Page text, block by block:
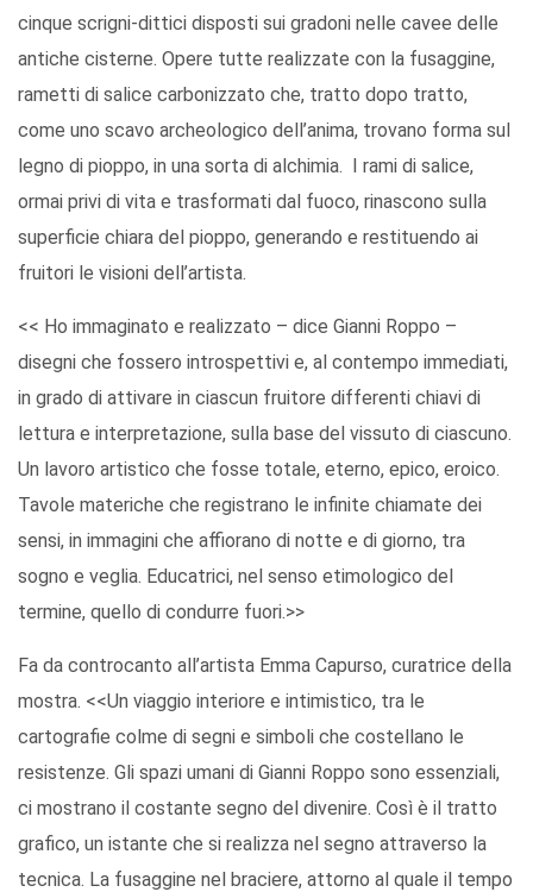
cinque scrigni-dittici disposti sui gradoni nelle cavee delle
antiche cisterne. Opere tutte realizzate con la fusaggine,
rametti di salice carbonizzato che, tratto dopo tratto,
come uno scavo archeologico dell’anima, trovano forma sul
legno di pioppo, in una sorta di alchimia. I rami di salice,
ormai privi di vita e trasformati dal fuoco, rinascono sulla
superficie chiara del pioppo, generando e restituendo ai
fruitori le visioni dell’artista.
<< Ho immaginato e realizzato – dice Gianni Roppo –
disegni che fossero introspettivi e, al contempo immediati,
in grado di attivare in ciascun fruitore differenti chiavi di
lettura e interpretazione, sulla base del vissuto di ciascuno.
Un lavoro artistico che fosse totale, eterno, epico, eroico.
Tavole materiche che registrano le infinite chiamate dei
sensi, in immagini che affiorano di notte e di giorno, tra
sogno e veglia. Educatrici, nel senso etimologico del
termine, quello di condurre fuori.>>
Fa da controcanto all’artista Emma Capurso, curatrice della
mostra. <<Un viaggio interiore e intimistico, tra le
cartografie colme di segni e simboli che costellano le
resistenze. Gli spazi umani di Gianni Roppo sono essenziali,
ci mostrano il costante segno del divenire. Così è il tratto
grafico, un istante che si realizza nel segno attraverso la
tecnica. La fusaggine nel braciere, attorno al quale il tempo